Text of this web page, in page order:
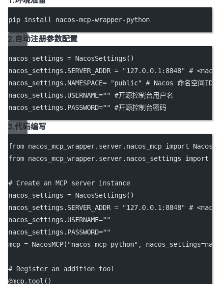
pip install nacos-mcp-wrapper-python
2.自动注册参数配置
nacos_settings = NacosSettings()
nacos_settings. SERVER_ADDR = "127.0.0.1:8848" #
nacos_settings. NAMESPACE= "public" # Nacos 命名空间ID
nacos_settings. USERNAME="" #开源控制台用户名
nacos_settings. PASSWORD="" #开源控制台密码
3.代码编写
from nacos_mcp_wrapper.server.nacos_mcp import
from nacos_mcp_wrapper.server.nacos_settings import
# Create an MCP server instance
nacos_settings = NacosSettings()
nacos_settings. SERVER_ADDR = "127.0.0.1:8848" #
nacos_settings. USERNAME=""
nacos_settings. PASSWORD=""
mcp = NacosMCP( "nacos-mcp-python" , nacos_settings=
# Register an addition tool
@mcp.tool ()